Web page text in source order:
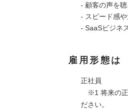
- 顧客の声を
- スピード感
- SaaSビジネ
雇用形態は
正社員
※1 将来の正
ださい。